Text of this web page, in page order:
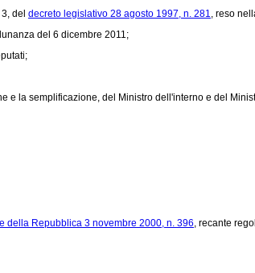
del decreto legislativo 28 agosto 1997, n. 281, reso
del 6 dicembre 2011;
la semplificazione, del Ministro dell'interno e del
della Repubblica 3 novembre 2000, n. 396, recante